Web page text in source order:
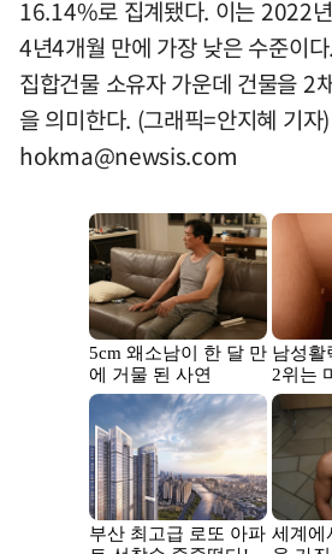
16.14%로 집계됐다. 이는 2022
4년4개월 만에 가장 낮은 수준이
집합건물 소유자 가운데 건물을 2
을 의미한다. (그래픽=안지혜 기자)
hokma@newsis.com